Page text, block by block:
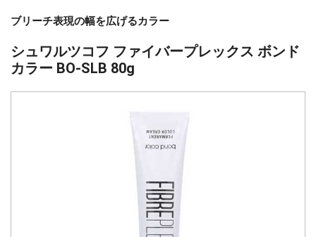
ブリーチ表現の幅を広げるカラー
シュワルツコフ ファイバープレックス ボンド
カラー BO-SLB 80g